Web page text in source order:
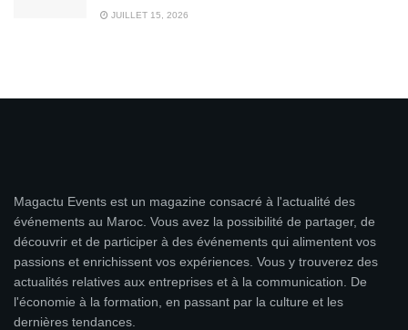
JUILLET 15, 2026
Magactu Events est un magazine consacré à l'actualité des
événements au Maroc. Vous avez la possibilité de partager, de
découvrir et de participer à des événements qui alimentent vos
passions et enrichissent vos expériences. Vous y trouverez des
actualités relatives aux entreprises et à la communication. De
l'économie à la formation, en passant par la culture et les
dernières tendances.